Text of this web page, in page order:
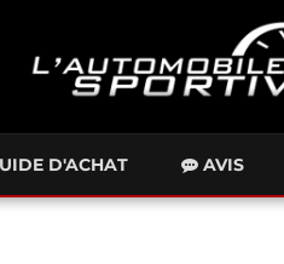
D'ACHAT AVIS